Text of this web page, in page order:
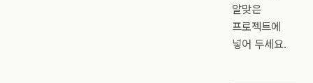
알맞은
프로젝트에
넣어 두세요.